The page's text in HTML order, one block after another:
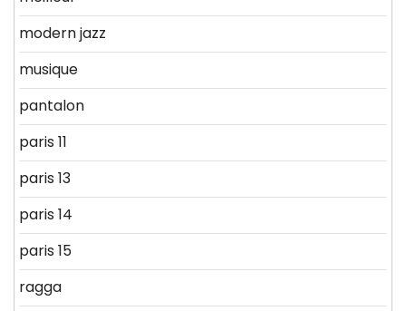
modern jazz
musique
pantalon
paris 11
paris 13
paris 14
paris 15
ragga